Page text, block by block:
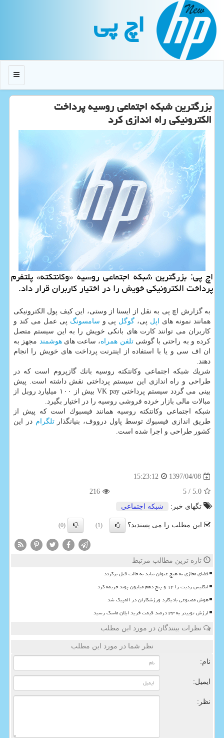
اچ پی
منو
بزرگترین شبكه اجتماعی روسیه پرداخت
الكترونیكی راه اندازی كرد
اچ پی: بزرگترین شبكه اجتماعی روسیه «وكانتكته» پلتفرم
پرداخت الكترونیكی خویش را در اختیار كاربران قرار داد.
به گزارش اچ پی به نقل از ایسنا از وستی، این كیف پول الكترونیكی
همانند نمونه های اپل پی، گوگل پی و سامسونگ پی عمل می كند و
كاربران می توانند كارت های بانكی خویش را به این سیستم متصل
كرده و به راحتی با گوشیتلفن همراه، ساعت هایهوشمند مجهز به
ان اف سی و یا با استفاده از اینترنت پرداخت های خویش را انجام
دهند.
شریك شبكه اجتماعی وكانتكته روسیه بانك گازپروم است كه در
طراحی و راه اندازی این سیستم پرداختی نقش داشته است. پیش
بینی می گردد سیستم پرداختی VK pay بیش از ۱۰۰ میلیارد روبل از
مبالات مالی بازار خرده فروشی روسیه را در اختیار بگیرد.
شبكه اجتماعی وكانتكته روسیه همانند فیسبوك است كه پیش از
طریق اندازی فیسبوك توسط پاول درووف، بنیانگذارتلگرام در این
كشور طراحی و اجرا شده است.
1397/04/08
15:23:12
5.0
/ 5
216
تگهای خبر:
شبكه اجتماعی
این مطلب را می پسندید؟ (1)
(0)
تازه ترین مطالب مرتبط
فضای مجازی به هیچ عنوان نباید به حالت قبل برگردد
انگلیس ردیت را ۱۴ و پنج دهم میلیون پوند جریمه کرد
هوش مصنوعی بادیگارد ورزشکاران در المپیک شد
ارزش توییتر به ۳۳ درصد قیمت خرید ایلان ماسک رسید
نظرات بینندگان در مورد این مطلب
نظر شما در مورد این مطلب
نام:
ایمیل:
نظر: